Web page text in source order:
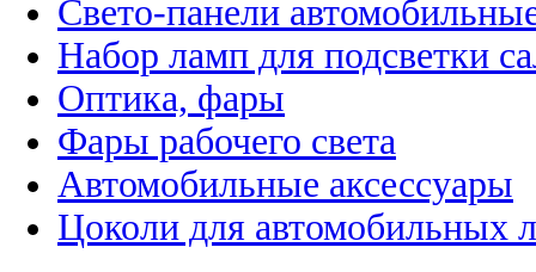
Свето-панели
Набор ламп для подсветки
Оптика, фары
Фары рабочего света
Автомобильные аксессуары
Цоколи для автомобильных